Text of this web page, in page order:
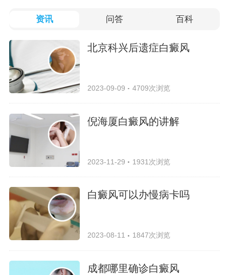
资讯 问答 百科
北京科兴后遗症白癜风
2023-09-09 4709次浏览
倪海厦白癜风的讲解
2023-11-29 1931次浏览
白癜风可以办慢病卡吗
2023-08-11 1847次浏览
成都哪里确诊白癜风